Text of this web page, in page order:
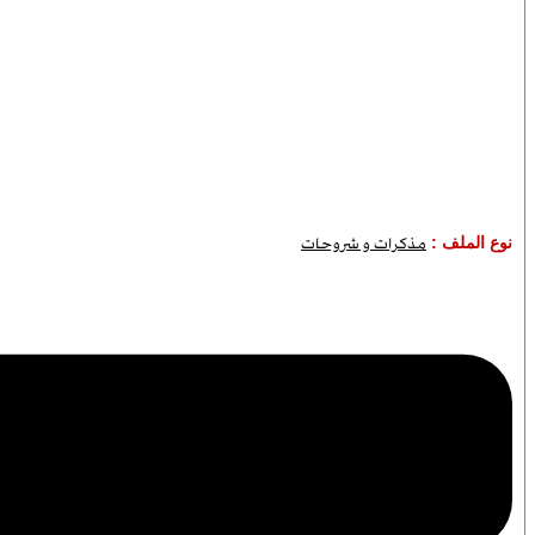
نوع الملف : مذكرات و شروحات